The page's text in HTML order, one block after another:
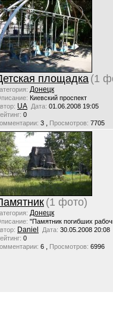
площадка(1
Донецк
Киевский проспект
UA Дата: 01.06.2008 19:05
0
3 , Просмотров: 7705
(1 фото)
Донецк
"Памятник погибших
Daniel Дата: 30.05.2008 20:08
0
6 , Просмотров: 6996